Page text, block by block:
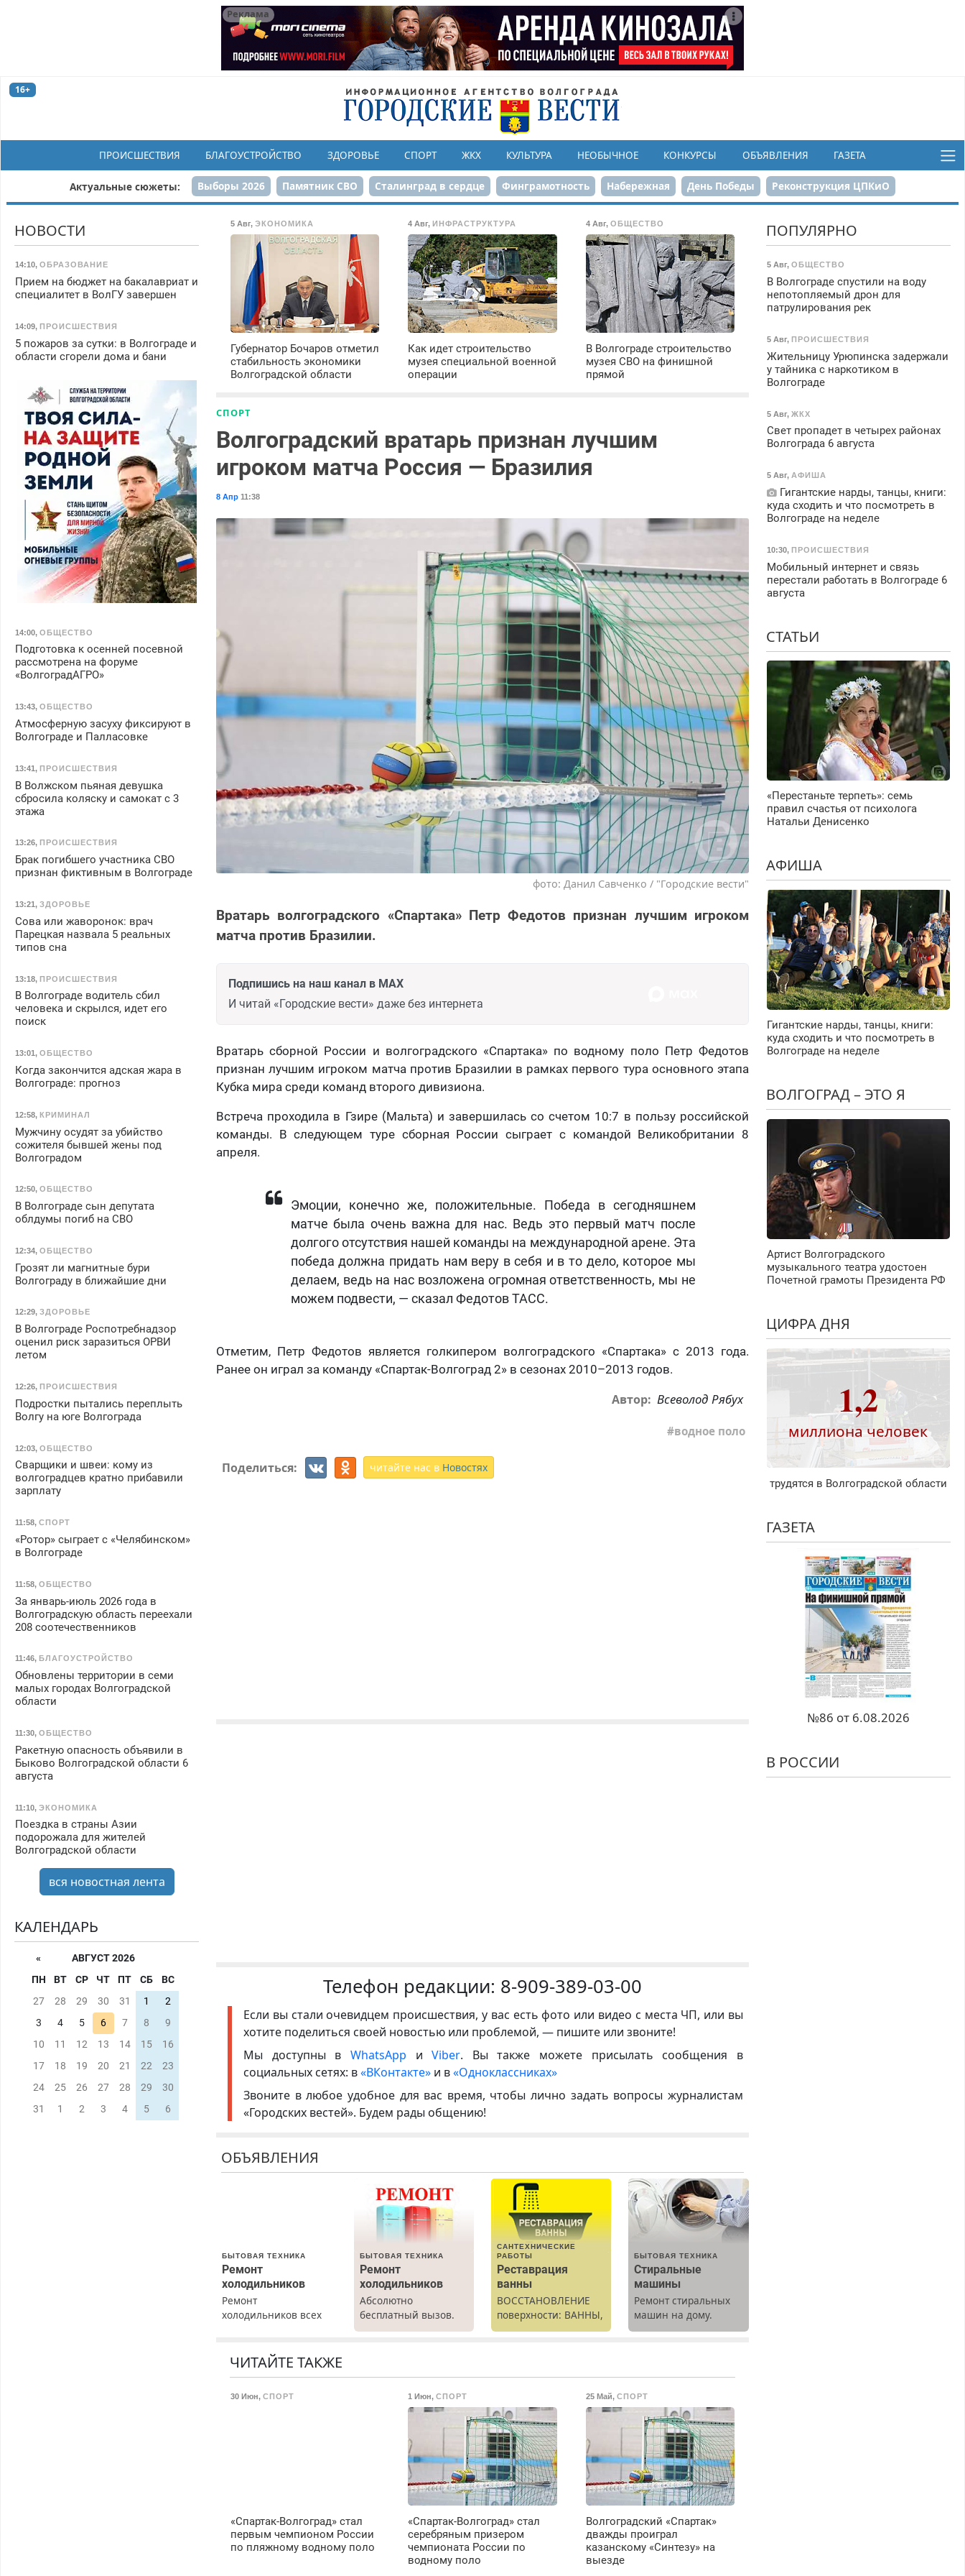
Реклама
16+
ПРОИСШЕСТВИЯ БЛАГОУСТРОЙСТВО ЗДОРОВЬЕ СПОРТ ЖКХ КУЛЬТУРА НЕОБЫЧНОЕ КОНКУРСЫ ОБЪЯВЛЕНИЯ ГАЗЕТА
Актуальные сюжеты: Выборы 2026 Памятник СВО Сталинград в сердце Финграмотность Набережная День Победы Реконструкция ЦПКиО
80-летие Победы Парк Героев-летчиков
5 Авг,ЭКОНОМИКА
Губернатор Бочаров отметил
стабильность экономики
Волгоградской области
4 Авг, ИНФРАСТРУКТУРА
Как идет строительство
музея специальной военной
операции
4 Авг, ОБЩЕСТВО
В Волгограде строительство
музея СВО на финишной
прямой
СПОРТ
Волгоградский вратарь признан лучшим
игроком матча Россия — Бразилия
8 Апр 11:38
фото: Данил Савченко / "Городские вести"
Вратарь волгоградского «Спартака» Петр Федотов признан лучшим игроком
матча против Бразилии.
Подпишись на наш канал в MAX
И читай «Городские вести» даже без интернета
Вратарь сборной России и волгоградского «Спартака» по водному поло Петр Федотов
признан лучшим игроком матча против Бразилии в рамках первого тура основного этапа
Кубка мира среди команд второго дивизиона.
Встреча проходила в Гзире (Мальта) и завершилась со счетом 10:7 в пользу российской
команды. В следующем туре сборная России сыграет с командой Великобритании 8
апреля.
Эмоции, конечно же, положительные. Победа в сегодняшнем
матче была очень важна для нас. Ведь это первый матч после
долгого отсутствия нашей команды на международной арене. Эта
победа должна придать нам веру в себя и в то дело, которое мы
делаем, ведь на нас возложена огромная ответственность, мы не
можем подвести, — сказал Федотов ТАСС.
Отметим, Петр Федотов является голкипером волгоградского «Спартака» с 2013 года.
Ранее он играл за команду «Спартак-Волгоград 2» в сезонах 2010–2013 годов.
Автор: Всеволод Рябух
водное поло
Поделиться: читайте нас в Новостях
Телефон редакции: 8-909-389-03-00
Если вы стали очевидцем происшествия, у вас есть фото или видео с места ЧП, или вы
хотите поделиться своей новостью или проблемой, — пишите или звоните!
Мы доступны в WhatsApp иViber. Вы также можете присылать сообщения в
социальных сетях: в«ВКонтакте» и в«Одноклассниках»
Звоните в любое удобное для вас время, чтобы лично задать вопросы журналистам
«Городских вестей». Будем рады общению!
ОБЪЯВЛЕНИЯ
БЫТОВАЯ ТЕХНИКА
Ремонт
холодильников
Ремонт
холодильников всех
резины. Качественно.
Недорого. Без
районы. Скидка.
БЫТОВАЯ ТЕХНИКА
Ремонт
холодильников
Абсолютно
бесплатный вызов.
Ремонт
выходных.
Пенсионерам –
Мастер со стажем.
САНТЕХНИЧЕСКИЕ
РАБОТЫ
Реставрация
ванны
ВОССТАНОВЛЕНИЕ
поверхности: ВАННЫ,
раковины,
БЫТОВАЯ ТЕХНИКА
Стиральные
машины
Ремонт стиральных
машин на дому.
Выезд и диагностика
ЧИТАЙТЕ ТАКЖЕ
30 Июн,СПОРТ
«Спартак-Волгоград» стал
первым чемпионом России
по пляжному водному поло
1 Июн,СПОРТ
«Спартак-Волгоград» стал
серебряным призером
чемпионата России по
водному поло
25 Май, СПОРТ
Волгоградский «Спартак»
дважды проиграл
казанскому «Синтезу» на
выезде
НОВОСТИ
14:10, ОБРАЗОВАНИЕ
Прием на бюджет на бакалавриат и
специалитет в ВолГУ завершен
14:09, ПРОИСШЕСТВИЯ
5 пожаров за сутки: в Волгограде и
области сгорели дома и бани
14:00, ОБЩЕСТВО
Подготовка к осенней посевной
рассмотрена на форуме
«ВолгоградАГРО»
13:43, ОБЩЕСТВО
Атмосферную засуху фиксируют в
Волгограде и Палласовке
13:41, ПРОИСШЕСТВИЯ
В Волжском пьяная девушка
сбросила коляску и самокат с 3
этажа
13:26, ПРОИСШЕСТВИЯ
Брак погибшего участника СВО
признан фиктивным в Волгограде
13:21, ЗДОРОВЬЕ
Сова или жаворонок: врач
Парецкая назвала 5 реальных
типов сна
13:18, ПРОИСШЕСТВИЯ
В Волгограде водитель сбил
человека и скрылся, идет его
поиск
13:01, ОБЩЕСТВО
Когда закончится адская жара в
Волгограде: прогноз
12:58, КРИМИНАЛ
Мужчину осудят за убийство
сожителя бывшей жены под
Волгоградом
12:50, ОБЩЕСТВО
В Волгограде сын депутата
облдумы погиб на СВО
12:34, ОБЩЕСТВО
Грозят ли магнитные бури
Волгограду в ближайшие дни
12:29, ЗДОРОВЬЕ
В Волгограде Роспотребнадзор
оценил риск заразиться ОРВИ
летом
12:26, ПРОИСШЕСТВИЯ
Подростки пытались переплыть
Волгу на юге Волгограда
12:03, ОБЩЕСТВО
Сварщики и швеи: кому из
волгоградцев кратно прибавили
зарплату
11:58, СПОРТ
«Ротор» сыграет с «Челябинском»
в Волгограде
11:58, ОБЩЕСТВО
За январь-июль 2026 года в
Волгоградскую область переехали
208 соотечественников
11:46, БЛАГОУСТРОЙСТВО
Обновлены территории в семи
малых городах Волгоградской
области
11:30, ОБЩЕСТВО
Ракетную опасность объявили в
Быково Волгоградской области 6
августа
11:10, ЭКОНОМИКА
Поездка в страны Азии
подорожала для жителей
Волгоградской области
вся новостная лента
КАЛЕНДАРЬ
«
АВГУСТ 2026
ПН
ВТ СР ЧТ ПТ СБ
ВС
27
28 29 30 31 1
2
3
4 5 6 7 8
9
10
11 12 13 14 15
16
17
18 19 20 21 22
23
24
25 26 27 28 29
30
31
1 2 3 4 5 6
ПОПУЛЯРНО
5 Авг, ОБЩЕСТВО
В Волгограде спустили на воду
непотопляемый дрон для
патрулирования рек
5 Авг, ПРОИСШЕСТВИЯ
Жительницу Урюпинска задержали
у тайника с наркотиком в
Волгограде
5 Авг, ЖКХ
Свет пропадет в четырех районах
Волгограда 6 августа
5 Авг, АФИША
Гигантские нарды, танцы, книги:
куда сходить и что посмотреть в
Волгограде на неделе
10:30, ПРОИСШЕСТВИЯ
Мобильный интернет и связь
перестали работать в Волгограде 6
августа
СТАТЬИ
«Перестаньте терпеть»: семь
правил счастья от психолога
Натальи Денисенко
АФИША
Гигантские нарды, танцы, книги:
куда сходить и что посмотреть в
Волгограде на неделе
ВОЛГОГРАД – ЭТО Я
Артист Волгоградского
музыкального театра удостоен
Почетной грамоты Президента РФ
ЦИФРА ДНЯ
1,2
миллиона человек
трудятся в Волгоградской области
ГАЗЕТА
№86 от 6.08.2026
В РОССИИ